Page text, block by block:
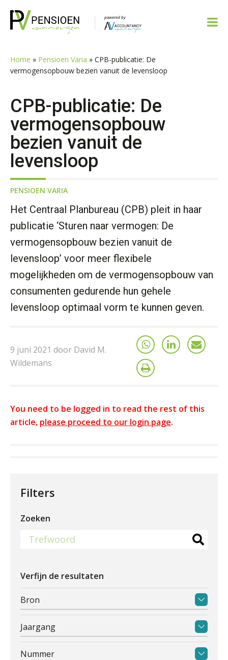
naar
naar
inhoud
naar
sidebar
naar
Home » Pensioen Varia » CPB-publicatie: De
vermogensopbouw bezien vanuit de levensloop
CPB-publicatie: De
vermogensopbouw
bezien vanuit de
levensloop
PENSIOEN VARIA
Het Centraal Planbureau (CPB) pleit in haar
publicatie ‘Sturen naar vermogen: De
vermogensopbouw bezien vanuit de
levensloop’ voor meer flexibele
mogelijkheden om de vermogensopbouw van
consumenten gedurende hun gehele
levensloop optimaal vorm te kunnen geven.
9 juni 2021 door David M.
Wildemans
You need to be logged in to read the rest of this
article, please proceed to our login page.
Filters
Zoeken
Verfijn de resultaten
Bron
Jaargang
Nummer